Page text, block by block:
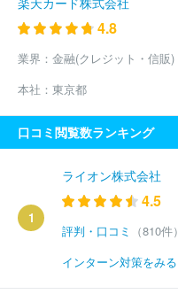
4.8
業界： 金融(クレジット・信販)
本社： 東京都
口コミ閲覧数ランキング
1
ライオン株式会社
4.5
評判・口コミ
（810件）
インターン対策をみる